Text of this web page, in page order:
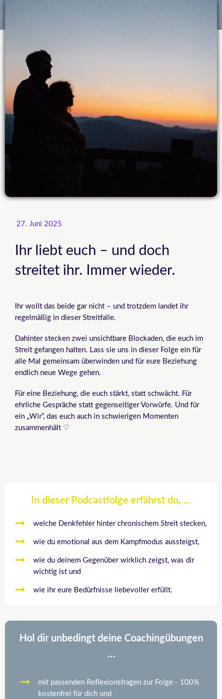
27. Juni 2025
Ihr liebt euch – und doch
streitet ihr. Immer wieder.
Ihr wollt das beide gar nicht – und trotzdem landet ihr
regelmäßig in dieser Streitfalle.
Dahinter stecken zwei unsichtbare Blockaden, die euch im
Streit gefangen halten. Lass sie uns in dieser Folge ein für
alle Mal gemeinsam überwinden und für eure Beziehung
endlich neue Wege gehen.
Für eine Beziehung, die euch stärkt, statt schwächt. Für
ehrliche Gespräche statt gegenseitiger Vorwürfe. Und für
ein „Wir“, das euch auch in schwierigen Momenten
zusammenhält ♡
In dieser Podcastfolge erfährst du, …
welche Denkfehler hinter chronischem Streit stecken,
wie du emotional aus dem Kampfmodus aussteigst,
wie du deinem Gegenüber wirklich zeigst, was dir
wichtig ist und
wie ihr eure Bedürfnisse liebevoller erfüllt.
Hol dir unbedingt deine Coachingübungen
…
mit passenden Reflexionsfragen zur Folge - 100%
kostenfrei für dich und